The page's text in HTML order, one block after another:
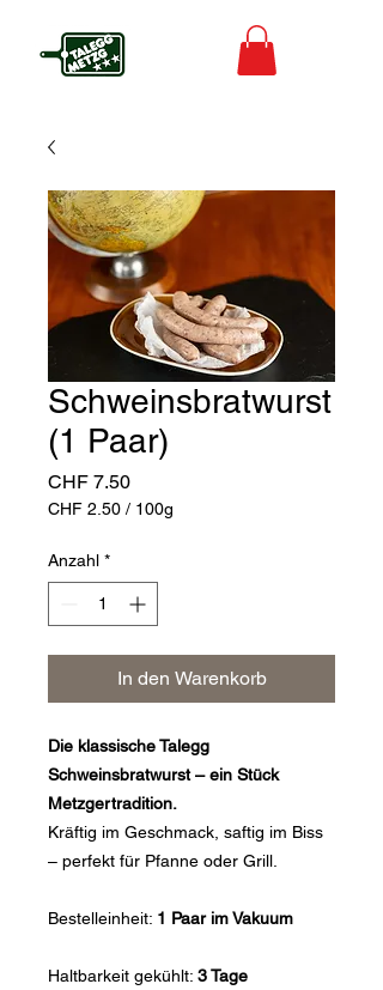
Schweinsbratwurst
(1 Paar)
CHF 7.50Preis
CHF 2.50 / 100g
pro
Gramm
Anzahl *
In den Warenkorb
Die klassische Talegg
Schweinsbratwurst – ein Stück
Metzgertradition.
Kräftig im Geschmack, saftig im Biss
– perfekt für Pfanne oder Grill.
Bestelleinheit: 1 Paar im Vakuum
Haltbarkeit gekühlt: 3 Tage